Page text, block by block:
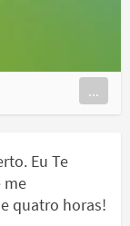
...
Eu Te
me
quatro horas!